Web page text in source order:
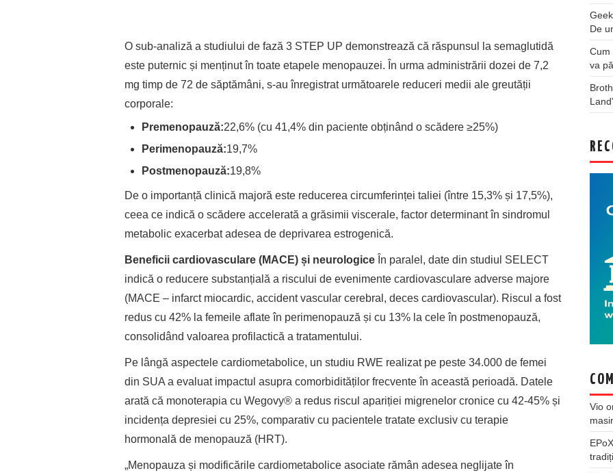
O sub-analiză a studiului de fază 3 STEP UP demonstrează că răspunsul la semaglutidă
este puternic și menținut în toate etapele menopauzei. În urma administrării dozei de 7,2
mg timp de 72 de săptămâni, s-au înregistrat următoarele reduceri medii ale greutății
corporale:
Premenopauză:22,6% (cu 41,4% din paciente obținând o scădere ≥25%)
Perimenopauză:19,7%
Postmenopauză:19,8%
De o importanță clinică majoră este reducerea circumferinței taliei (între 15,3% și 17,5%),
ceea ce indică o scădere accelerată a grăsimii viscerale, factor determinant în sindromul
metabolic exacerbat adesea de deprivarea estrogenică.
Beneficii cardiovasculare (MACE) și neurologice În paralel, date din studiul SELECT
indică o reducere substanțială a riscului de evenimente cardiovasculare adverse majore
(MACE – infarct miocardic, accident vascular cerebral, deces cardiovascular). Riscul a fost
redus cu 42% la femeile aflate în perimenopauză și cu 13% la cele în postmenopauză,
consolidând valoarea profilactică a tratamentului.
Pe lângă aspectele cardiometabolice, un studiu RWE realizat pe peste 34.000 de femei
din SUA a evaluat impactul asupra comorbidităților frecvente în această perioadă. Datele
arată că monoterapia cu Wegovy® a redus riscul apariției migrenelor cronice cu 42-45% și
incidența depresiei cu 25%, comparativ cu pacientele tratate exclusiv cu terapie
hormonală de menopauză (HRT).
„Menopauza și modificările cardiometabolice asociate rămân adesea neglijate în
De
Cum
va
Vio
EPoX